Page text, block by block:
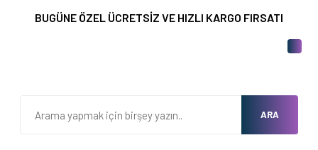
BUGÜNE ÖZEL ÜCRETSİZ VE HIZLI KARGO FIRSATI
ARA